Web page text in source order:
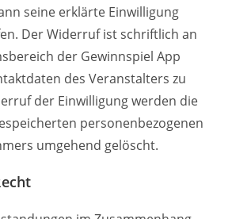
seine erklärte Einwilligung
Der Widerruf ist schriftlich an
der Gewinnspiel App
des Veranstalters zu
der Einwilligung werden die
personenbezogenen
umgehend gelöscht.